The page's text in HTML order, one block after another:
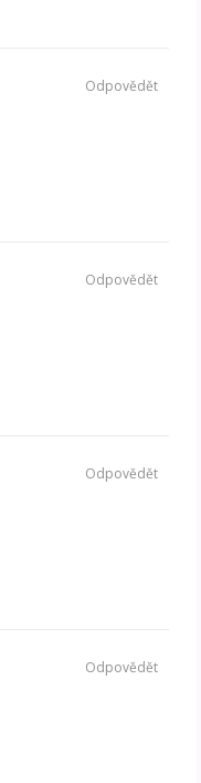
Odpovědět
Odpovědět
Odpovědět
Odpovědět